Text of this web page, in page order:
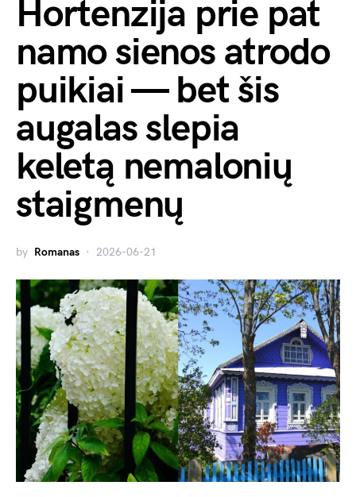
Hortenzija prie pat
namo sienos atrodo
puikiai — bet šis
augalas slepia
keletą nemalonių
staigmenų
by Romanas 2026-06-21